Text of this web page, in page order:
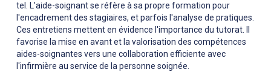
tel. L'aide-soignant se réfère à sa propre formation pour
l'encadrement des stagiaires, et parfois l'analyse de pratiques.
Ces entretiens mettent en évidence l'importance du tutorat. Il
favorise la mise en avant et la valorisation des compétences
aides-soignantes vers une collaboration efficiente avec
l'infirmière au service de la personne soignée.